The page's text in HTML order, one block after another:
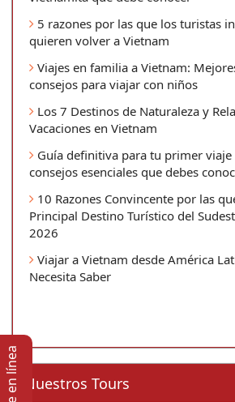
5 razones por las que los turistas
quieren volver a Vietnam
Viajes en familia a Vietnam:
consejos para viajar con niños
Los 7 Destinos de Naturaleza y
Vacaciones en Vietnam
Guía definitiva para tu primer viaje
consejos esenciales que debes
10 Razones Convincente por las
Principal Destino Turístico del
2026
Viajar a Vietnam desde América
Necesita Saber
Nuestros Tours